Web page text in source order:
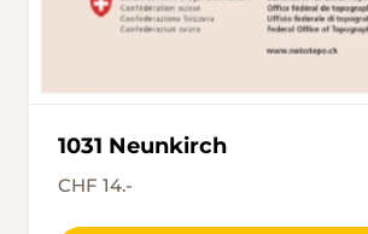
1031 Neunkirch
CHF 14.-